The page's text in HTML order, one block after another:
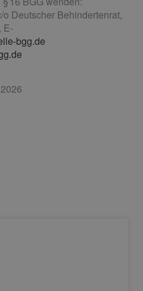
Deutscher Behindertenrat,
E-
bgg.de